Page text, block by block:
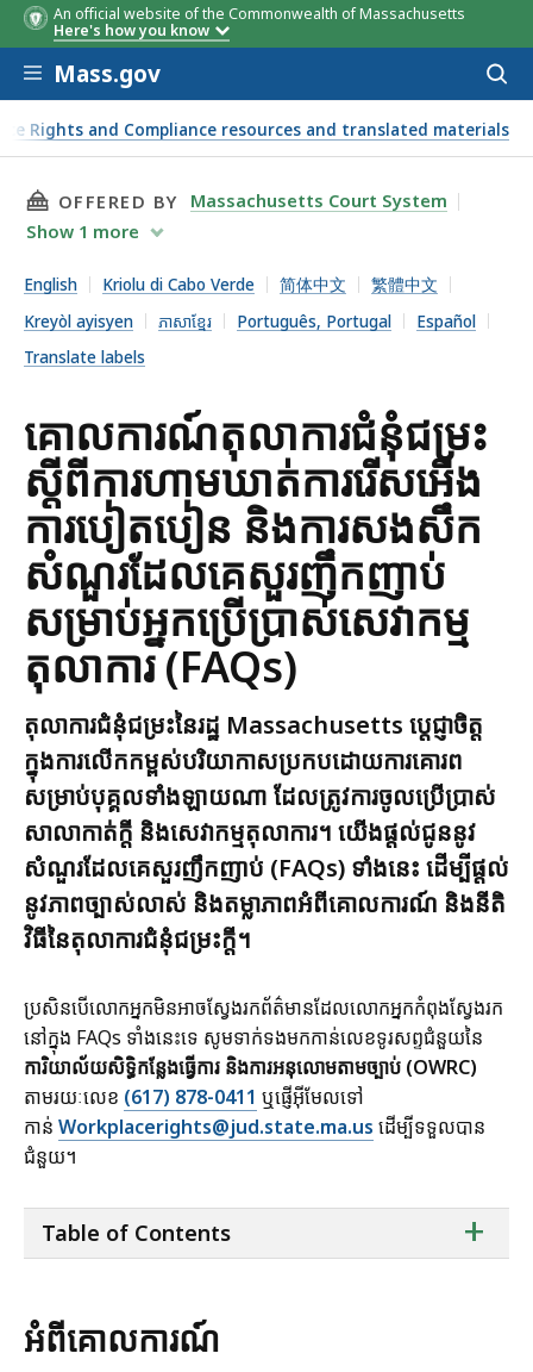
An official website of the Commonwealth of Massachusetts
Here's how you know
Skip to main content
Mass.gov
Rights and Compliance resources and translated materials
THIS PAGE, គោលការណ៍តុលាការជំនុំជម្រះ ស្តីពីការហាមឃា
OFFERED BY
Massachusetts Court System
Show 1 more
English Kriolu di Cabo Verde 简体中文
繁體中文
Kreyòl ayisyen
ភាសាខ្មែរ Português, Portugal
Español
Translate labels
គោលការណ៍តុលាការជំនុំជម្រះ
ស្តីពីការហាមឃាត់ការរើសអើង
ការបៀតបៀន និងការសងសឹក
សំណួរដែលគេសួរញឹកញាប់
សម្រាប់អ្នកប្រើប្រាស់សេវាកម្ម
តុលាការ (FAQs)
តុលាការជំនុំជម្រះនៃរដ្ឋ Massachusetts ប្តេជ្ញាចិត្ត
ក្នុងការលើកកម្ពស់បរិយាកាសប្រកបដោយការគោរព
សម្រាប់បុគ្គលទាំងឡាយណា ដែលត្រូវការចូលប្រើប្រាស់
សាលាកាត់ក្ដី និងសេវាកម្មតុលាការ។ យើងផ្តល់ជូននូវ
សំណួរដែលគេសួរញឹកញាប់ (FAQs) ទាំងនេះ ដើម្បីផ្តល់
នូវភាពច្បាស់លាស់ និងតម្លាភាពអំពីគោលការណ៍ និងនីតិ
វិធីនៃតុលាការជំនុំជម្រះក្តី។
ប្រសិនបើលោកអ្នកមិនអាចស្វែងរកព័ត៌មានដែលលោកអ្នកកំពុងស្វែងរក
នៅក្នុង FAQs ទាំងនេះទេ សូមទាក់ទងមកកាន់លេខទូរសព្ទជំនួយនៃ
ការិយាល័យសិទ្ធិកន្លែងធ្វើការ និងការអនុលោមតាមច្បាប់ (OWRC)
តាមរយៈលេខ (617) 878-0411 ឬផ្ញើអ៊ីមែលទៅ
កាន់ Workplacerights@jud.state.ma.us ដើម្បីទទួលបាន
ជំនួយ។
of
+
Table of Contents
អំពីគោលការណ៍